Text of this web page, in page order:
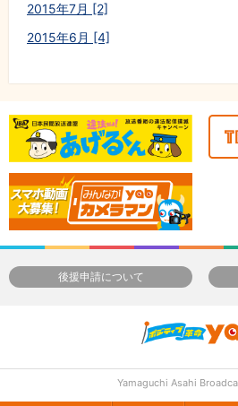
2015年7月 [2]
2015年6月 [4]
後援申請について
Yamaguchi Asahi